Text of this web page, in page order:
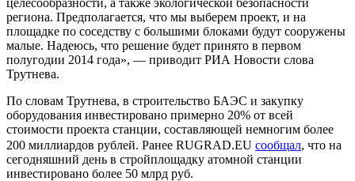
региона. Предполагается, что мы выберем проект, и на
площадке по соседству с большими блоками будут сооружены
малые. Надеюсь, что решение будет принято в первом
полугодии 2014 года», — приводит РИА Новости слова
Трутнева.
По словам Трутнева, в строительство БАЭС и закупку
оборудования инвестировано примерно 20% от всей
стоимости проекта станции, составляющей немногим более
200 миллиардов рублей. Ранее RUGRAD.EU сообщал, что на
сегодняшний день в стройплощадку атомной станции
инвестировано более 50 млрд руб.